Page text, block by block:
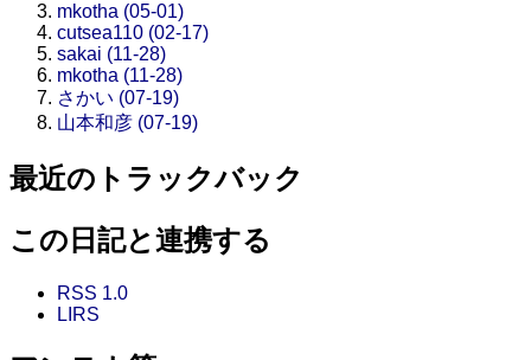
mkotha (05-01)
cutsea110 (02-17)
sakai (11-28)
mkotha (11-28)
さかい (07-19)
山本和彦 (07-19)
最近のトラックバック
この日記と連携する
RSS 1.0
LIRS